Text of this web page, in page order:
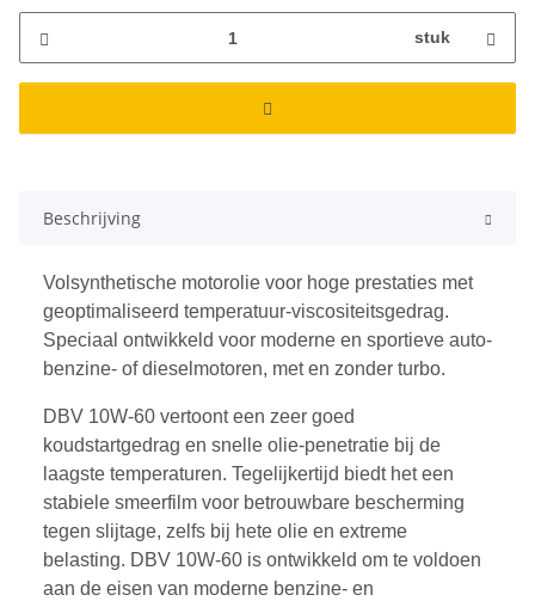
stuk
Beschrijving
Volsynthetische motorolie voor hoge prestaties met
geoptimaliseerd temperatuur-viscositeitsgedrag.
Speciaal ontwikkeld voor moderne en sportieve auto-
benzine- of dieselmotoren, met en zonder turbo.
DBV 10W-60 vertoont een zeer goed
koudstartgedrag en snelle olie-penetratie bij de
laagste temperaturen. Tegelijkertijd biedt het een
stabiele smeerfilm voor betrouwbare bescherming
tegen slijtage, zelfs bij hete olie en extreme
belasting. DBV 10W-60 is ontwikkeld om te voldoen
aan de eisen van moderne benzine- en